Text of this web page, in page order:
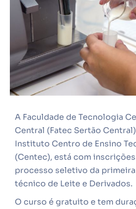
A Faculdade de Tecnologia
Central (Fatec Sertão
Instituto Centro de Ensino
(Centec), está com
processo seletivo da
técnico de Leite e Derivados.
O curso é gratuito e tem